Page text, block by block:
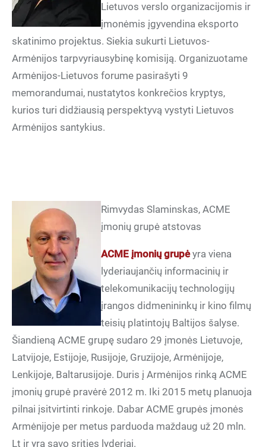
Lietuvos verslo organizacijomis ir
įmonėmis įgyvendina eksporto
skatinimo projektus. Siekia sukurti Lietuvos-
Armėnijos tarpvyriausybinę komisiją. Organizuotame
Armėnijos-Lietuvos forume pasirašyti 9
memorandumai, nustatytos konkrečios kryptys,
kurios turi didžiausią perspektyvą vystyti Lietuvos
Armėnijos santykius.
Rimvydas Slaminskas, ACME
įmonių grupė atstovas
ACME įmonių grupėyra viena
lyderiaujančių informacinių ir
telekomunikacijų technologijų
įrangos didmenininkų ir kino filmų
teisių platintojų Baltijos šalyse.
Šiandieną ACME grupę sudaro 29 įmonės Lietuvoje,
Latvijoje, Estijoje, Rusijoje, Gruzijoje, Armėnijoje,
Lenkijoje, Baltarusijoje. Duris į Armėnijos rinką ACME
įmonių grupė pravėrė 2012 m. Iki 2015 metų planuoja
pilnai įsitvirtinti rinkoje. Dabar ACME grupės įmonės
Armėnijoje per metus parduoda maždaug už 20 mln.
Lt ir yra savo srities lyderiai.